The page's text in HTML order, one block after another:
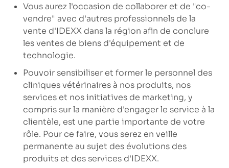
Vous aurez l'occasion de collaborer et de "co-
vendre" avec d'autres professionnels de la
vente d'IDEXX dans la région afin de conclure
les ventes de biens d'équipement et de
technologie.
Pouvoir sensibiliser et former le personnel des
cliniques vétérinaires à nos produits, nos
services et nos initiatives de marketing, y
compris sur la manière d'engager le service à la
clientèle, est une partie importante de votre
rôle. Pour ce faire, vous serez en veille
permanente au sujet des évolutions des
produits et des services d'IDEXX.